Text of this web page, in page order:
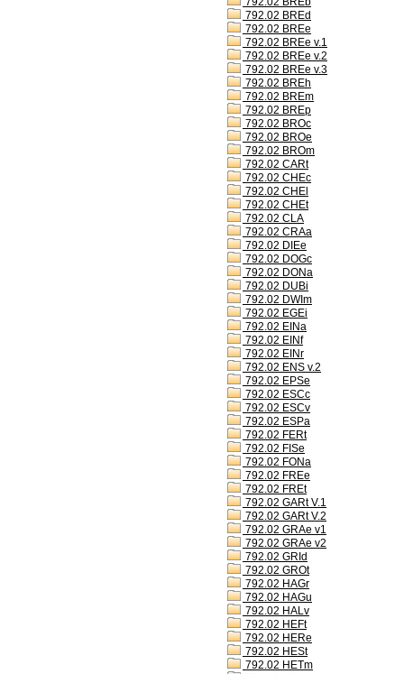
792.02 BREd
792.02 BREe
792.02 BREe v.1
792.02 BREe v.2
792.02 BREe v.3
792.02 BREh
792.02 BREm
792.02 BREp
792.02 BROc
792.02 BROe
792.02 BROm
792.02 CARt
792.02 CHEc
792.02 CHEl
792.02 CHEt
792.02 CLA
792.02 CRAa
792.02 DIEe
792.02 DOGc
792.02 DONa
792.02 DUBi
792.02 DWIm
792.02 EGEi
792.02 EINa
792.02 EINf
792.02 EINr
792.02 ENS v.2
792.02 EPSe
792.02 ESCc
792.02 ESCv
792.02 ESPa
792.02 FERt
792.02 FISe
792.02 FONa
792.02 FREe
792.02 FREt
792.02 GARt V.1
792.02 GARt V.2
792.02 GRAe v1
792.02 GRAe v2
792.02 GRId
792.02 GROt
792.02 HAGr
792.02 HAGu
792.02 HALv
792.02 HEFt
792.02 HERe
792.02 HESt
792.02 HETm